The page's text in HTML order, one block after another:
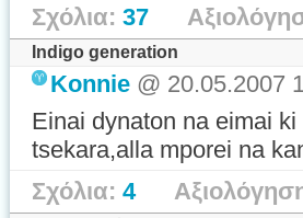
Σχόλια: 37
Indigo generation
Konnie @ 20.05.2007
Einai dynaton na eimai
tsekara,alla mporei na
Σχόλια: 4